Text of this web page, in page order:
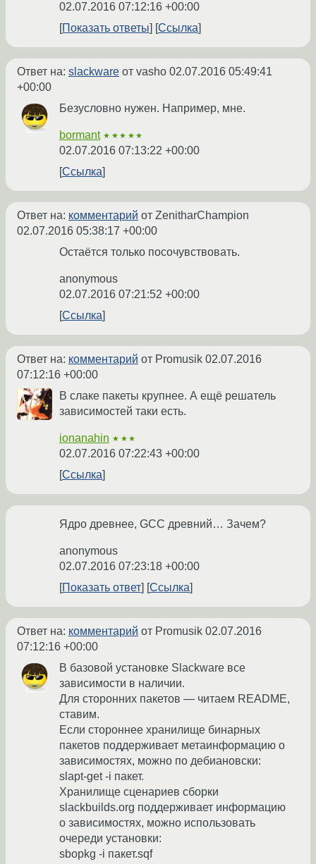
02.07.2016 07:12:16 +00:00
Показать ответы
Ссылка
Ответ на: slackware от vasho 02.07.2016 05:49:41
+00:00
Безусловно нужен. Например, мне.
bormant ★★★★★
02.07.2016 07:13:22 +00:00
Ссылка
Ответ на: комментарий от ZenitharChampion
02.07.2016 05:38:17 +00:00
Остаётся только посочувствовать.
anonymous
02.07.2016 07:21:52 +00:00
Ссылка
Ответ на: комментарий от Promusik 02.07.2016
07:12:16 +00:00
В слаке пакеты крупнее. А ещё решатель
зависимостей таки есть.
ionanahin ★★★
02.07.2016 07:22:43 +00:00
Ссылка
Ядро древнее, GCC древний… Зачем?
anonymous
02.07.2016 07:23:18 +00:00
Показать ответ
Ссылка
Ответ на: комментарий от Promusik 02.07.2016
07:12:16 +00:00
В базовой установке Slackware все
зависимости в наличии.
Для сторонних пакетов — читаем README,
ставим.
Если стороннее хранилище бинарных
пакетов поддерживает метаинформацию о
зависимостях, можно по дебиановски:
slapt-get -i пакет.
Хранилище сценариев сборки
slackbuilds.org поддерживает информацию
о зависимостях, можно использовать
очереди установки:
sbopkg -i пакет.sqf